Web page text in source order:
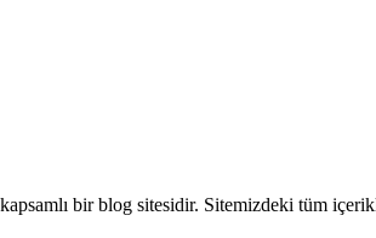
bir blog sitesidir. Sitemizdeki tüm